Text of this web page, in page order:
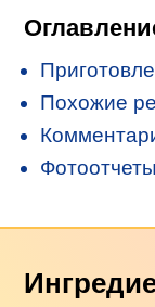
Похожие
Фотоотчеты